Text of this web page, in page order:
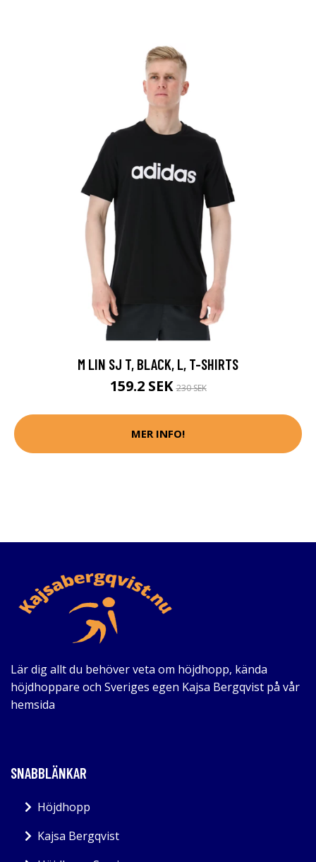
M LIN SJ T, BLACK, L, T-SHIRTS
159.2 SEK230 SEK
MER INFO!
Lär dig allt du behöver veta om höjdhopp, kända
höjdhoppare och Sveriges egen Kajsa Bergqvist på vår
hemsida
SNABBLÄNKAR
Höjdhopp
Kajsa Bergqvist